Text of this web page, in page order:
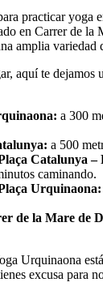
practicar
en Carrer de la
amplia variedad
aquí te
a 300
a 500
Catalunya –
caminando.
Urquinaona:
de la Mare de
Urquinaona
excusa para